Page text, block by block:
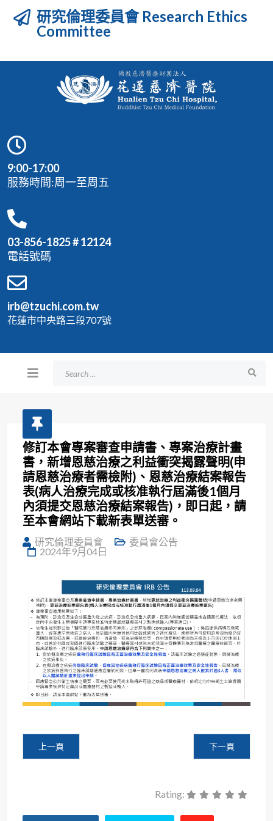
研究倫理委員會 Research Ethics
Committee
9:00-17:00
服務時間:周一至周五
03-856-1825 # 12124
電話號碼
irb@tzuchi.com.tw
花蓮市中央路三段707號
修訂本會專案審查申請書、專案治療計畫
書，新增恩慈治療之利益衝突揭露聲明(申
請恩慈治療者需檢附)、恩慈治療結案報告
表(病人治療完成或核准執行屆滿後1個月
內須提交恩慈治療結案報告)，即日起，請
至本會網站下載新表單送審。
研究倫理委員會
委員會公告
2024年9月04日
上一篇文章: 修訂本會試驗偏差與違規事件通報表，即日起，
上一頁 下一篇文章: 《
下一頁
Rating: